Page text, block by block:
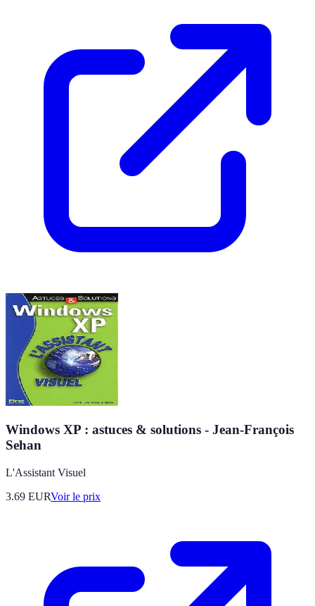
Windows XP : astuces & solutions - Jean-François
Sehan
L'Assistant Visuel
3.69 EURVoir le prix